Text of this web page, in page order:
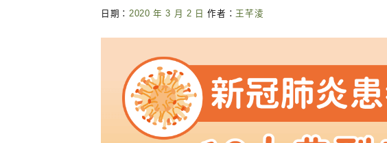
日期： 2020 年 3 月 2 日 作者： 王芊淩